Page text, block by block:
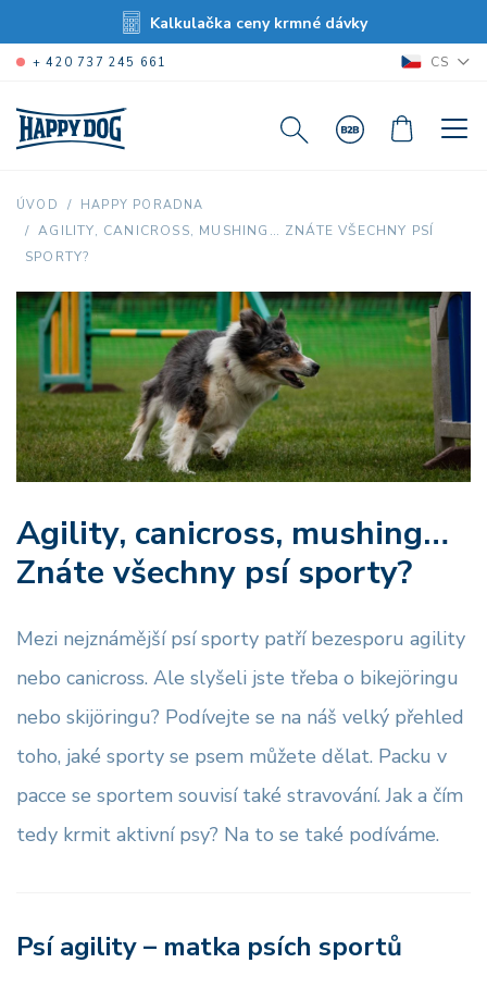
Kalkulačka ceny krmné dávky
+ 420 737 245 661 CS
ÚVOD HAPPY PORADNA
AGILITY, CANICROSS, MUSHING… ZNÁTE VŠECHNY PSÍ
SPORTY?
Agility, canicross, mushing…
Znáte všechny psí sporty?
Mezi nejznámější psí sporty patří bezesporu agility
nebo canicross. Ale slyšeli jste třeba o bikejöringu
nebo skijöringu? Podívejte se na náš velký přehled
toho, jaké sporty se psem můžete dělat. Packu v
pacce se sportem souvisí také stravování. Jak a čím
tedy krmit aktivní psy? Na to se také podíváme.
Psí agility – matka psích sportů